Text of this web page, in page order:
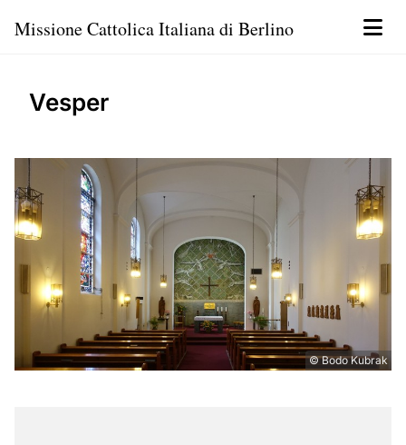
Missione Cattolica Italiana di Berlino
Vesper
© Bodo Kubrak